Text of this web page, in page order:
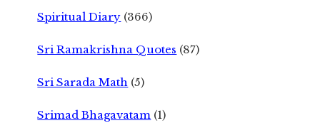
Spiritual Diary (366)
Sri Ramakrishna Quotes (87)
Sri Sarada Math (5)
Srimad Bhagavatam (1)